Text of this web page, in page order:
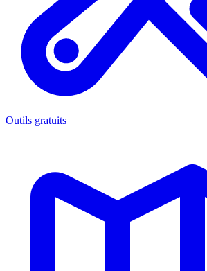
Outils gratuits